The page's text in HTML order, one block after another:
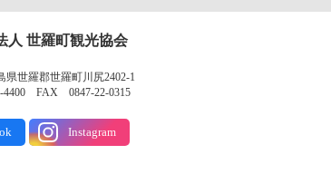
人 世羅町観光協会
県世羅郡世羅町川尻2402-1
4400 FAX 0847-22-0315
Instagram